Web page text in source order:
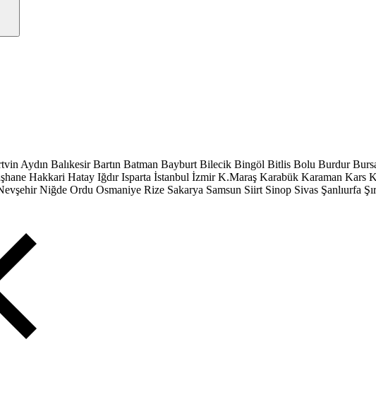
Aydın Balıkesir Bartın Batman Bayburt Bilecik Bingöl Bitlis Bolu Burdur
Hakkari Hatay Iğdır Isparta İstanbul İzmir K.Maraş Karabük Karaman Kars
Niğde Ordu Osmaniye Rize Sakarya Samsun Siirt Sinop Sivas Şanlıurfa